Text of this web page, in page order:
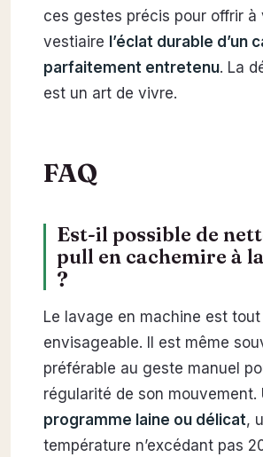
ces gestes précis pour offrir à
vestiaire l’éclat durable d’un
parfaitement entretenu. La
est un art de vivre.
FAQ
Est-il possible de
pull en cachemire à
?
Le lavage en machine est
envisageable. Il est même
préférable au geste manuel
régularité de son mouvement.
programme laine ou délicat,
température n’excédant pas